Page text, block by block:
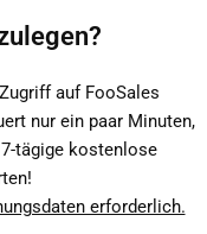
auf FooSales
nur ein paar Minuten,
tägige kostenlose
erforderlich.